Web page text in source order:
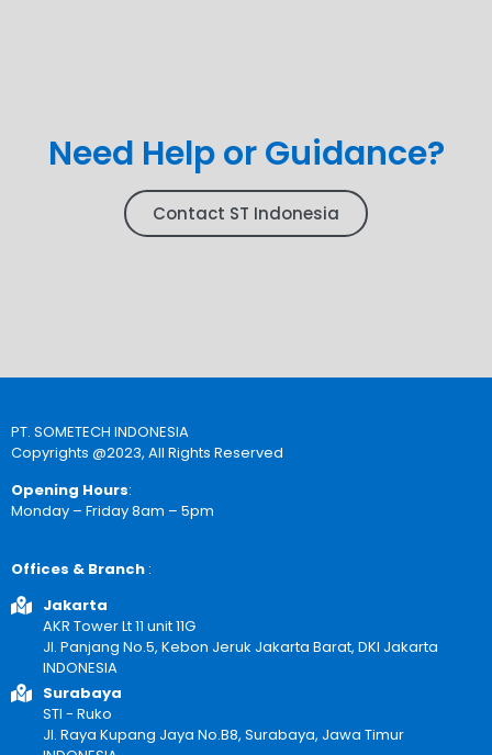
Need Help or Guidance?
Contact ST Indonesia
PT. SOMETECH INDONESIA
Copyrights @2023, All Rights Reserved
Opening Hours:
Monday – Friday 8am – 5pm
Offices & Branch :
Jakarta
AKR Tower Lt 11 unit 11G
Jl. Panjang No.5, Kebon Jeruk Jakarta Barat, DKI Jakarta
INDONESIA
Surabaya
STI - Ruko
Jl. Raya Kupang Jaya No.B8, Surabaya, Jawa Timur